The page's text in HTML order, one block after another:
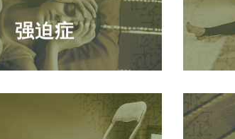
强迫症